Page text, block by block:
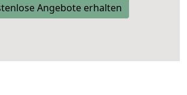
Angebote erhalten